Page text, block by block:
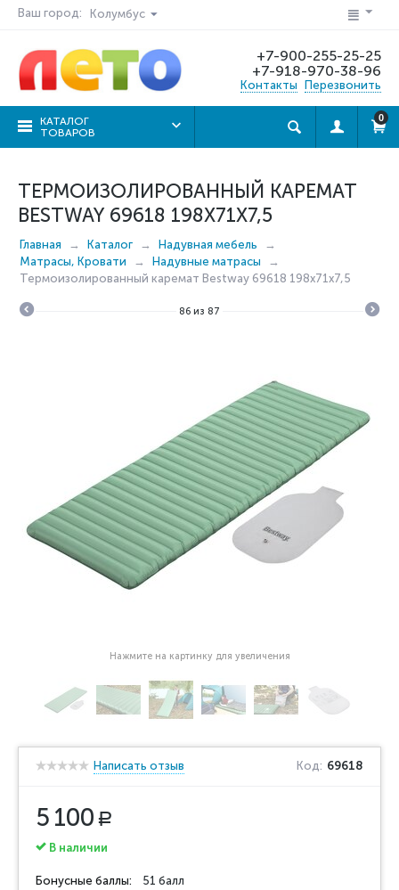
Ваш город: Колумбус
+7-900-255-25-25
+7-918-970-38-96
Контакты Перезвонить
КАТАЛОГ
ТОВАРОВ
0
ТЕРМОИЗОЛИРОВАННЫЙ КАРЕМАТ
BESTWAY 69618 198X71X7,5
Главная Каталог
Надувная мебель
Матрасы, Кровати
Надувные матрасы
Термоизолированный каремат Bestway 69618 198x71x7,5
86 из 87
Нажмите на картинку для увеличения
Написать отзыв Код: 69618
5 100 Р
В наличии
Бонусные баллы: 51 балл